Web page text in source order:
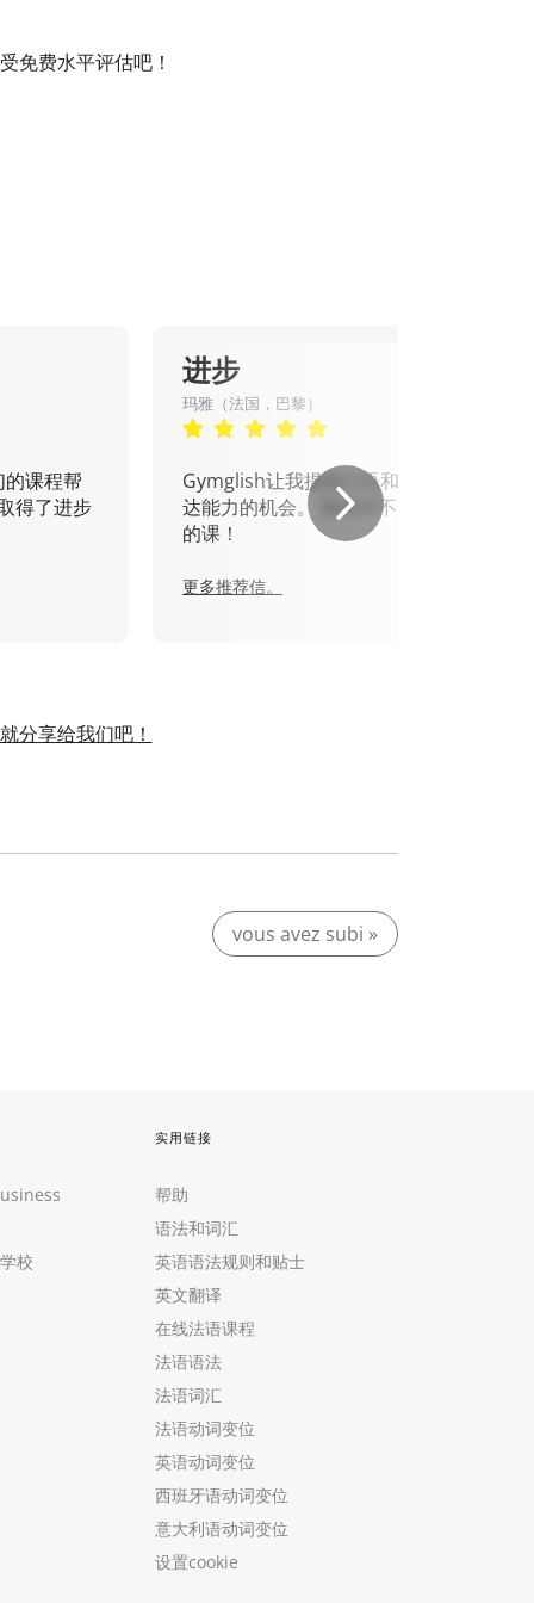
免费水平评估吧！
的课程帮
得了进步
进步
玛雅（法国，巴黎）
Gymglish让我提高口语和书面表
达能力的机会。 我绝对不会错过
的课！
更多推荐信。
分享给我们吧！
vous avez subi »
校
实用链接
帮助
语法和词汇
英语语法规则和贴士
英文翻译
在线法语课程
法语语法
法语词汇
法语动词变位
英语动词变位
西班牙语动词变位
意大利语动词变位
设置cookie